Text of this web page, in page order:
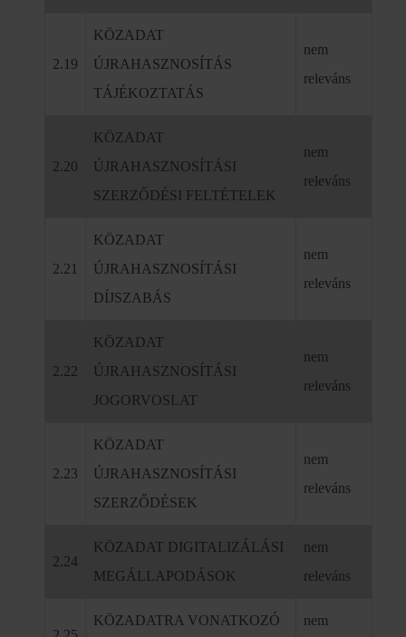
2.19
KÖZADAT
ÚJRAHASZNOSÍTÁS
TÁJÉKOZTATÁS
nem
releváns
2.20
KÖZADAT
ÚJRAHASZNOSÍTÁSI
SZERZŐDÉSI FELTÉTELEK
nem
releváns
2.21
KÖZADAT
ÚJRAHASZNOSÍTÁSI
DÍJSZABÁS
nem
releváns
2.22
KÖZADAT
ÚJRAHASZNOSÍTÁSI
JOGORVOSLAT
nem
releváns
2.23
KÖZADAT
ÚJRAHASZNOSÍTÁSI
SZERZŐDÉSEK
nem
releváns
2.24
KÖZADAT DIGITALIZÁLÁSI
MEGÁLLAPODÁSOK
nem
releváns
KÖZADATRA VONATKOZÓ
nem